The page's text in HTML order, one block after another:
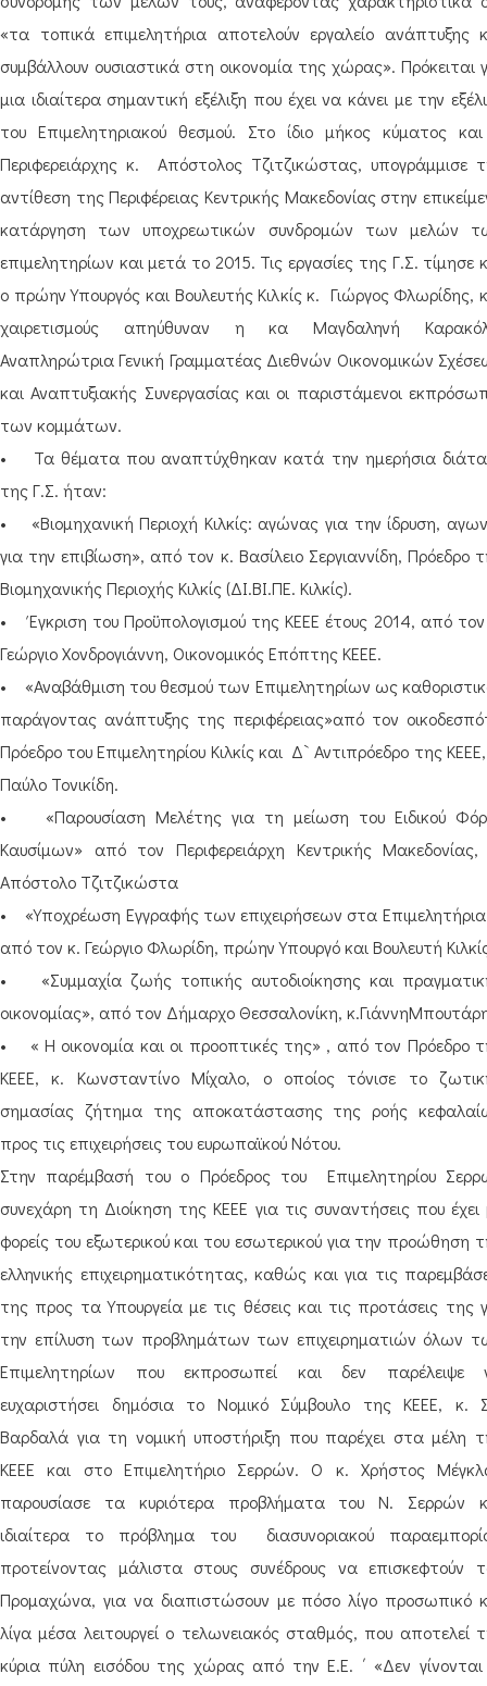
«τα τοπικά επιμελητήρια αποτελούν εργαλείο ανάπτυξης
συμβάλλουν ουσιαστικά στη οικονομία της χώρας». Πρόκειται
μια ιδιαίτερα σημαντική εξέλιξη που έχει να κάνει με την
του Επιμελητηριακού θεσμού. Στο ίδιο μήκος κύματος
Περιφερειάρχης κ. Απόστολος Τζιτζικώστας, υπογράμμισε
αντίθεση της Περιφέρειας Κεντρικής Μακεδονίας στην
κατάργηση των υποχρεωτικών συνδρομών των μελών
επιμελητηρίων και μετά το 2015. Τις εργασίες της Γ.Σ. τίμησε
ο πρώην Υπουργός και Βουλευτής Κιλκίς κ. Γιώργος Φλωρίδης,
χαιρετισμούς απηύθυναν η κα Μαγδαληνή
Αναπληρώτρια Γενική Γραμματέας Διεθνών Οικονομικών
και Αναπτυξιακής Συνεργασίας και οι παριστάμενοι
των κομμάτων.
• Τα θέματα που αναπτύχθηκαν κατά την ημερήσια
της Γ.Σ. ήταν:
• «Βιομηχανική Περιοχή Κιλκίς: αγώνας για την ίδρυση,
για την επιβίωση», από τον κ. Βασίλειο Σεργιαννίδη, Πρόεδρο
Βιομηχανικής Περιοχής Κιλκίς (ΔΙ.ΒΙ.ΠΕ. Κιλκίς).
• Έγκριση του Προϋπολογισμού της ΚΕΕΕ έτους 2014, από
Γεώργιο Χονδρογιάννη, Οικονομικός Επόπτης ΚΕΕΕ.
• «Αναβάθμιση του θεσμού των Επιμελητηρίων ως
παράγοντας ανάπτυξης της περιφέρειας»από τον
Πρόεδρο του Επιμελητηρίου Κιλκίς και Δ` Αντιπρόεδρο της
Παύλο Τονικίδη.
• «Παρουσίαση Μελέτης για τη μείωση του Ειδικού
Καυσίμων» από τον Περιφερειάρχη Κεντρικής
Απόστολο Τζιτζικώστα
• «Υποχρέωση Εγγραφής των επιχειρήσεων στα
από τον κ. Γεώργιο Φλωρίδη, πρώην Υπουργό και Βουλευτή
• «Συμμαχία ζωής τοπικής αυτοδιοίκησης και
οικονομίας», από τον Δήμαρχο Θεσσαλονίκη,
• « Η οικονομία και οι προοπτικές της» , από τον Πρόεδρο
ΚΕΕΕ, κ. Κωνσταντίνο Μίχαλο, ο οποίος τόνισε το
σημασίας ζήτημα της αποκατάστασης της ροής
προς τις επιχειρήσεις του ευρωπαϊκού Νότου.
Στην παρέμβασή του ο Πρόεδρος του Επιμελητηρίου
συνεχάρη τη Διοίκηση της ΚΕΕΕ για τις συναντήσεις που έχει
φορείς του εξωτερικού και του εσωτερικού για την προώθηση
ελληνικής επιχειρηματικότητας, καθώς και για τις
της προς τα Υπουργεία με τις θέσεις και τις προτάσεις της
την επίλυση των προβλημάτων των επιχειρηματιών όλων
Επιμελητηρίων που εκπροσωπεί και δεν παρέλειψε
ευχαριστήσει δημόσια το Νομικό Σύμβουλο της ΚΕΕΕ, κ.
Βαρδαλά για τη νομική υποστήριξη που παρέχει στα μέλη
ΚΕΕΕ και στο Επιμελητήριο Σερρών. Ο κ. Χρήστος
παρουσίασε τα κυριότερα προβλήματα του Ν. Σερρών
ιδιαίτερα το πρόβλημα του διασυνοριακού
προτείνοντας μάλιστα στους συνέδρους να επισκεφτούν
Προμαχώνα, για να διαπιστώσουν με πόσο λίγο προσωπικό
λίγα μέσα λειτουργεί ο τελωνειακός σταθμός, που αποτελεί
κύρια πύλη εισόδου της χώρας από την Ε.Ε. ΄ «Δεν γίνονται